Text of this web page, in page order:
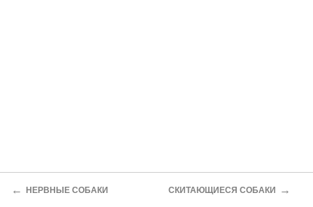
← НЕРВНЫЕ СОБАКИ СКИТАЮЩИЕСЯ СОБАКИ →